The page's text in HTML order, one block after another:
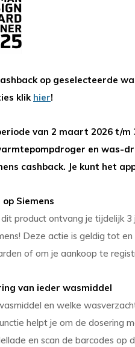
op geselecteerde
klik hier!
van 2 maart 2026 t/m
en was-
cashback. Je kunt het
Siemens
product ontvang je tijdelijk
Deze actie is geldig tot
of om je aankoop te
van ieder wasmiddel
en welke
helpt je om de dosering
en scan de barcodes op